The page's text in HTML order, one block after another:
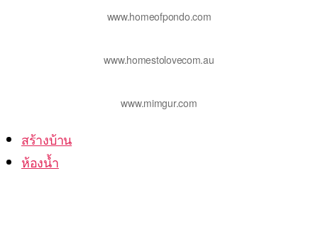
www.homeofpondo.com
www.homestolovecom.au
www.mimgur.com
สร้างบ้าน
ห้องน้ำ